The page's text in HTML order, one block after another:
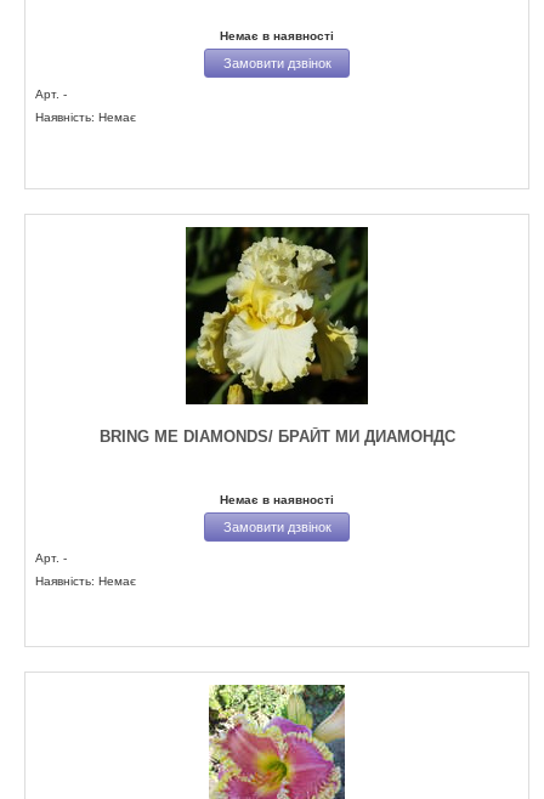
Немає в наявності
Замовити дзвінок
Арт. -
Наявність: Немає
BRING ME DIAMONDS/ БРАЙТ МИ ДИАМОНДС
Немає в наявності
Замовити дзвінок
Арт. -
Наявність: Немає